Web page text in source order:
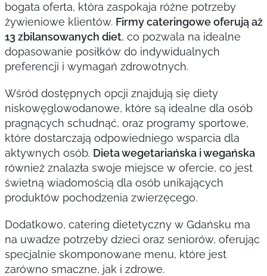
bogata oferta, która zaspokaja różne potrzeby
żywieniowe klientów. Firmy cateringowe oferują aż
13 zbilansowanych diet, co pozwala na idealne
dopasowanie posiłków do indywidualnych
preferencji i wymagań zdrowotnych.
Wśród dostępnych opcji znajdują się diety
niskowęglowodanowe, które są idealne dla osób
pragnących schudnąć, oraz programy sportowe,
które dostarczają odpowiedniego wsparcia dla
aktywnych osób. Dieta wegetariańska i wegańska
również znalazła swoje miejsce w ofercie, co jest
świetną wiadomością dla osób unikających
produktów pochodzenia zwierzęcego.
Dodatkowo, catering dietetyczny w Gdańsku ma
na uwadze potrzeby dzieci oraz seniorów, oferując
specjalnie skomponowane menu, które jest
zarówno smaczne, jak i zdrowe.